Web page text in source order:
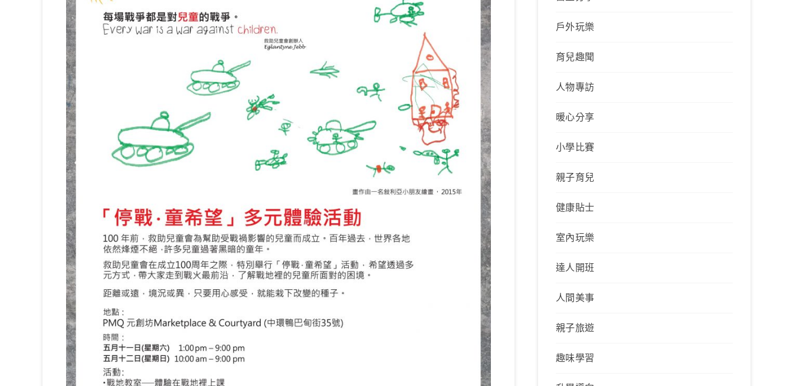
戶外玩樂
育兒趣聞
人物專訪
暖心分享
小學比賽
親子育兒
健康貼士
室內玩樂
達人開班
人間美事
親子旅遊
趣味學習